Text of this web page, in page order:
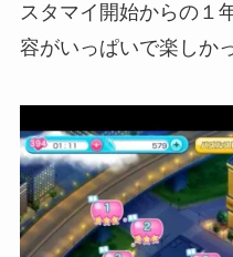
スタマイ開始からの１
容がいっぱいで楽しか